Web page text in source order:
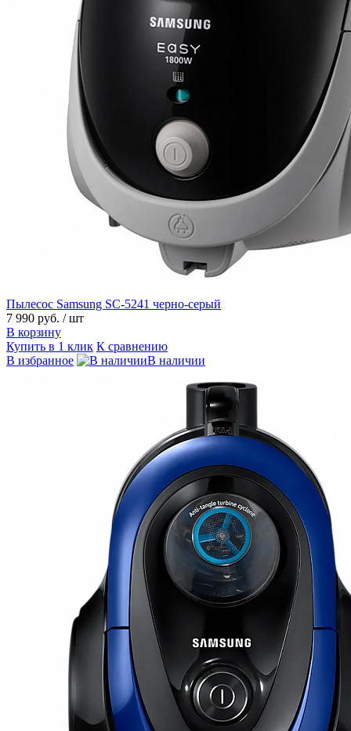
Пылесос Samsung SC-5241 черно-серый
7 990 руб. / шт
В корзину
Купить в 1 клик К сравнению
В избранное
В наличии